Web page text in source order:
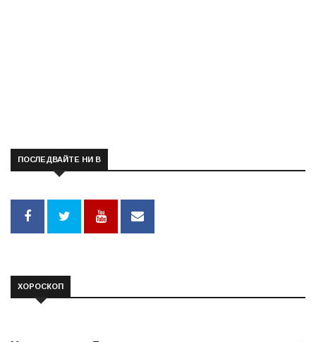
ПОСЛЕДВАЙТЕ НИ В
ХОРОСКОП